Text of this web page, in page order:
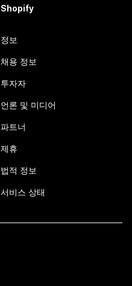
Shopify
정보
채용 정보
투자자
언론 및 미디어
파트너
제휴
법적 정보
서비스 상태